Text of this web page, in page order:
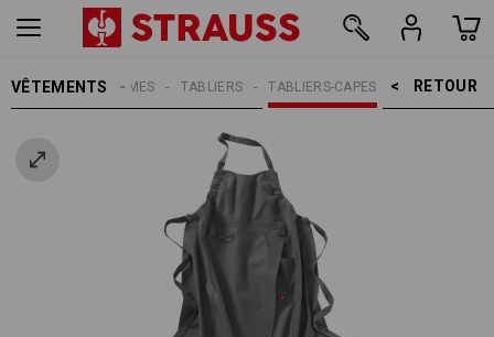
VÊTEMENTS RETOUR    >
TABLIERS-CAPES
TABLIERS
FEMMES